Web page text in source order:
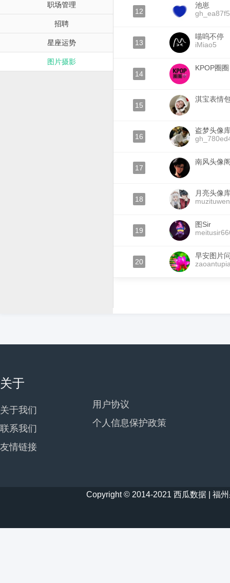
职场管理
招聘
星座运势
图片摄影
12
池崽
13
喵呜不停
iMiao5
14
KPOP圈圈
15
淇宝表情
16
盗梦头像
17
南风头像
18
月亮头像
19
图Sir
20
早安图片
关于
关于我们
联系我们
友情链接
用户协议
个人信息保护政策
Copyright © 2014-2021 西瓜数据 | 福